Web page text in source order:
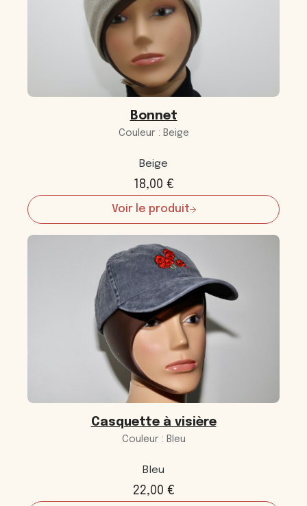
Bonnet
Couleur : Beige
Beige
18,00 €
Voir le produit
:
Bonnet
Casquette à visière
Couleur : Bleu
Bleu
22,00 €